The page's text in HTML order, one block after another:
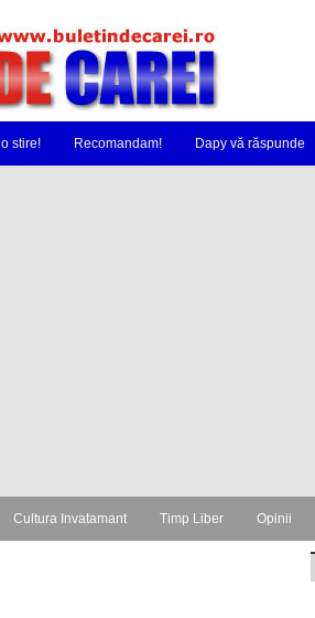
stire! Recomandam! Dapy vă răspunde
Cultura Invatamant Timp Liber Opinii